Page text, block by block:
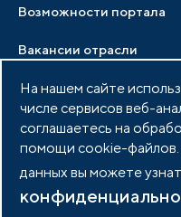
Возможности портала
Вакансии отрасли
Медиатека
Услуги ассоциации
Документы АИП
Партнеры ассоциации
Фото и видео
Членство в АИП
На нашем сайте
числе сервисов веб-
соглашаетесь на
помощи cookie-
данных вы можете